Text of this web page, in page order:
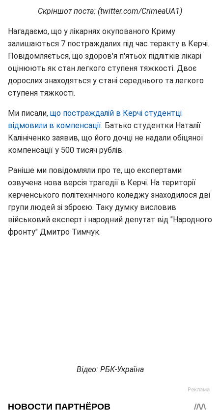
Скріншот поста: (twitter.com/CrimeaUA1)
Нагадаємо, що у лікарнях окупованого Криму
залишаються 7 постраждалих під час теракту в Керчі.
Повідомляється, що здоров'я п'ятьох підлітків лікарі
оцінюють як стан легкого ступеня тяжкості. Двоє
дорослих знаходяться у стані середнього та легкого
ступеня тяжкості.
Ми писали, що постраждалій в Керчі студентці
відмовили в компенсації. Батько студентки Наталії
Калініченко заявив, що його дочці не надали обіцяної
компенсації у 500 тисяч рублів.
Раніше ми повідомляли про те, що експертами
озвучена нова версія трагедії в Керчі. На території
керченського політехнічного коледжу знаходилося дві
групи людей зі зброєю. Таку думку висловив
військовий експерт і народний депутат від "Народного
фронту" Дмитро Тимчук.
Відео: РБК-Україна